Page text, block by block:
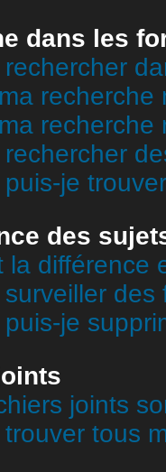
dans les
je
des
la différence
je
joints
tous